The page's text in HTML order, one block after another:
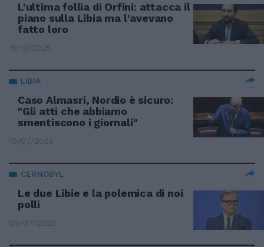
L'ultima follia di Orfini: attacca il
piano sulla Libia ma l'avevano
fatto loro
15/10/2025
LIBIA
Caso Almasri, Nordio è sicuro:
"Gli atti che abbiamo
smentiscono i giornali"
10/07/2025
CERNOBYL
Le due Libie e la polemica di noi
polli
09/07/2025